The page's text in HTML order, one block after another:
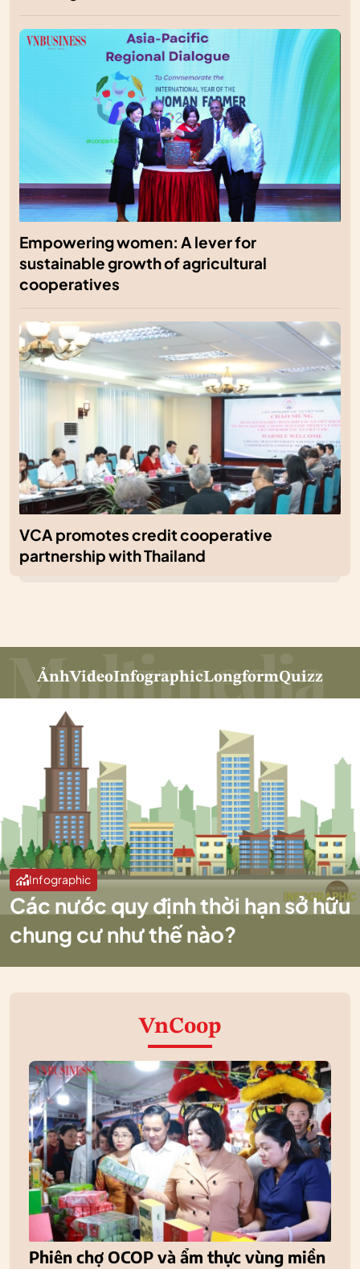
Empowering women: A lever for
sustainable growth of agricultural
cooperatives
VCA promotes credit cooperative
partnership with Thailand
ẢnhVideoInfographicLongformQuizz
Infographic
Các nước quy định thời hạn sở hữu
chung cư như thế nào?
VnCoop
Phiên chợ OCOP và ẩm thực vùng miền